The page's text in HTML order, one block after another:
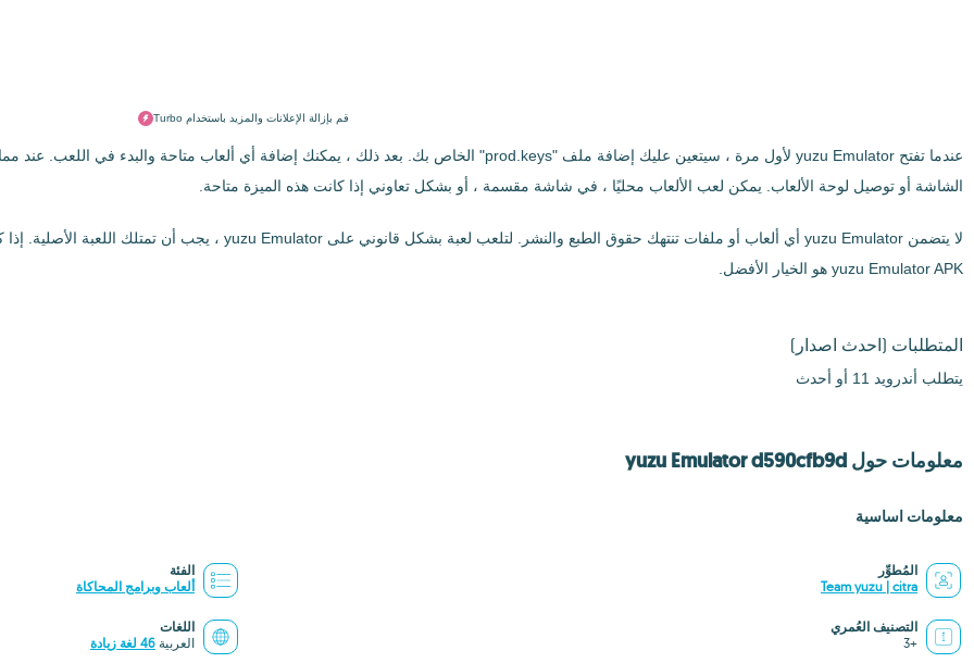
قم بإزالة الإعلانات والمزيد باستخدام Turbo
الشاشة أو توصيل لوحة الألعاب. يمكن لعب الألعاب محليًا ، في شاشة مقسمة ، أو بشكل تعاوني إذا كانت هذه الميزة متاحة.
yuzu Emulator APK هو الخيار الأفضل.
المتطلبات (احدث اصدار)
يتطلب أندرويد 11 أو أحدث
معلومات حول yuzu Emulator d590cfb9d
معلومات اساسية
المُطوِّر
Team yuzu | citra
الفئة
ألعاب وبرامج المحاكاة
التصنيف العُمري
+3
اللغات
العربية 46 لغة زيادة